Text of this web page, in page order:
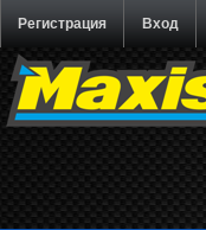
Регистрация Вход